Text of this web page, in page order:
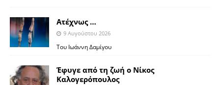
Ατέχνως …
9 Αυγούστου 2026
Του Ιωάννη Δαμίγου
Έφυγε από τη ζωή ο Νίκος
Καλογερόπουλος